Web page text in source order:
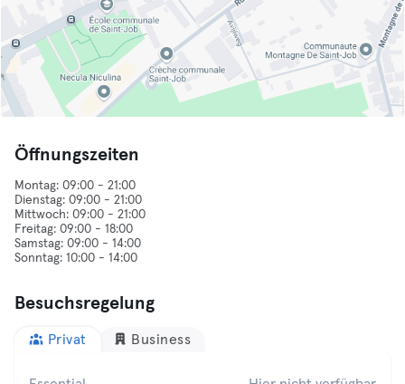
Öffnungszeiten
Montag: 09:00 - 21:00
Dienstag: 09:00 - 21:00
Mittwoch: 09:00 - 21:00
Freitag: 09:00 - 18:00
Samstag: 09:00 - 14:00
Besuchsregelung
Privat Business